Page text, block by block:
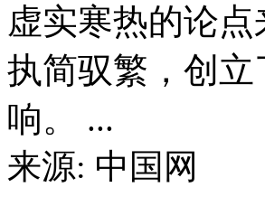
虚实寒热的论
执简驭繁，创立
响。 ...
来源: 中国网